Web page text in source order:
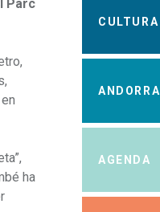
Parc
ha
CULTURA
ANDORRA
AGENDA